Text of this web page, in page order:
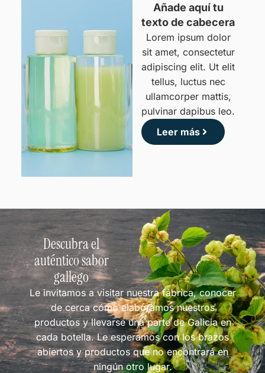
Añade aquí tu
texto de cabecera
Lorem ipsum dolor
sit amet, consectetur
adipiscing elit. Ut elit
tellus, luctus nec
ullamcorper mattis,
pulvinar dapibus leo.
Leer más
Descubra el
auténtico sabor
gallego
Le invitamos a visitar nuestra fábrica, conocer
de cerca cómo elaboramos nuestros
productos y llevarse una parte de Galicia en
cada botella. Le esperamos con los brazos
abiertos y productos que no encontrará en
ningún otro lugar.